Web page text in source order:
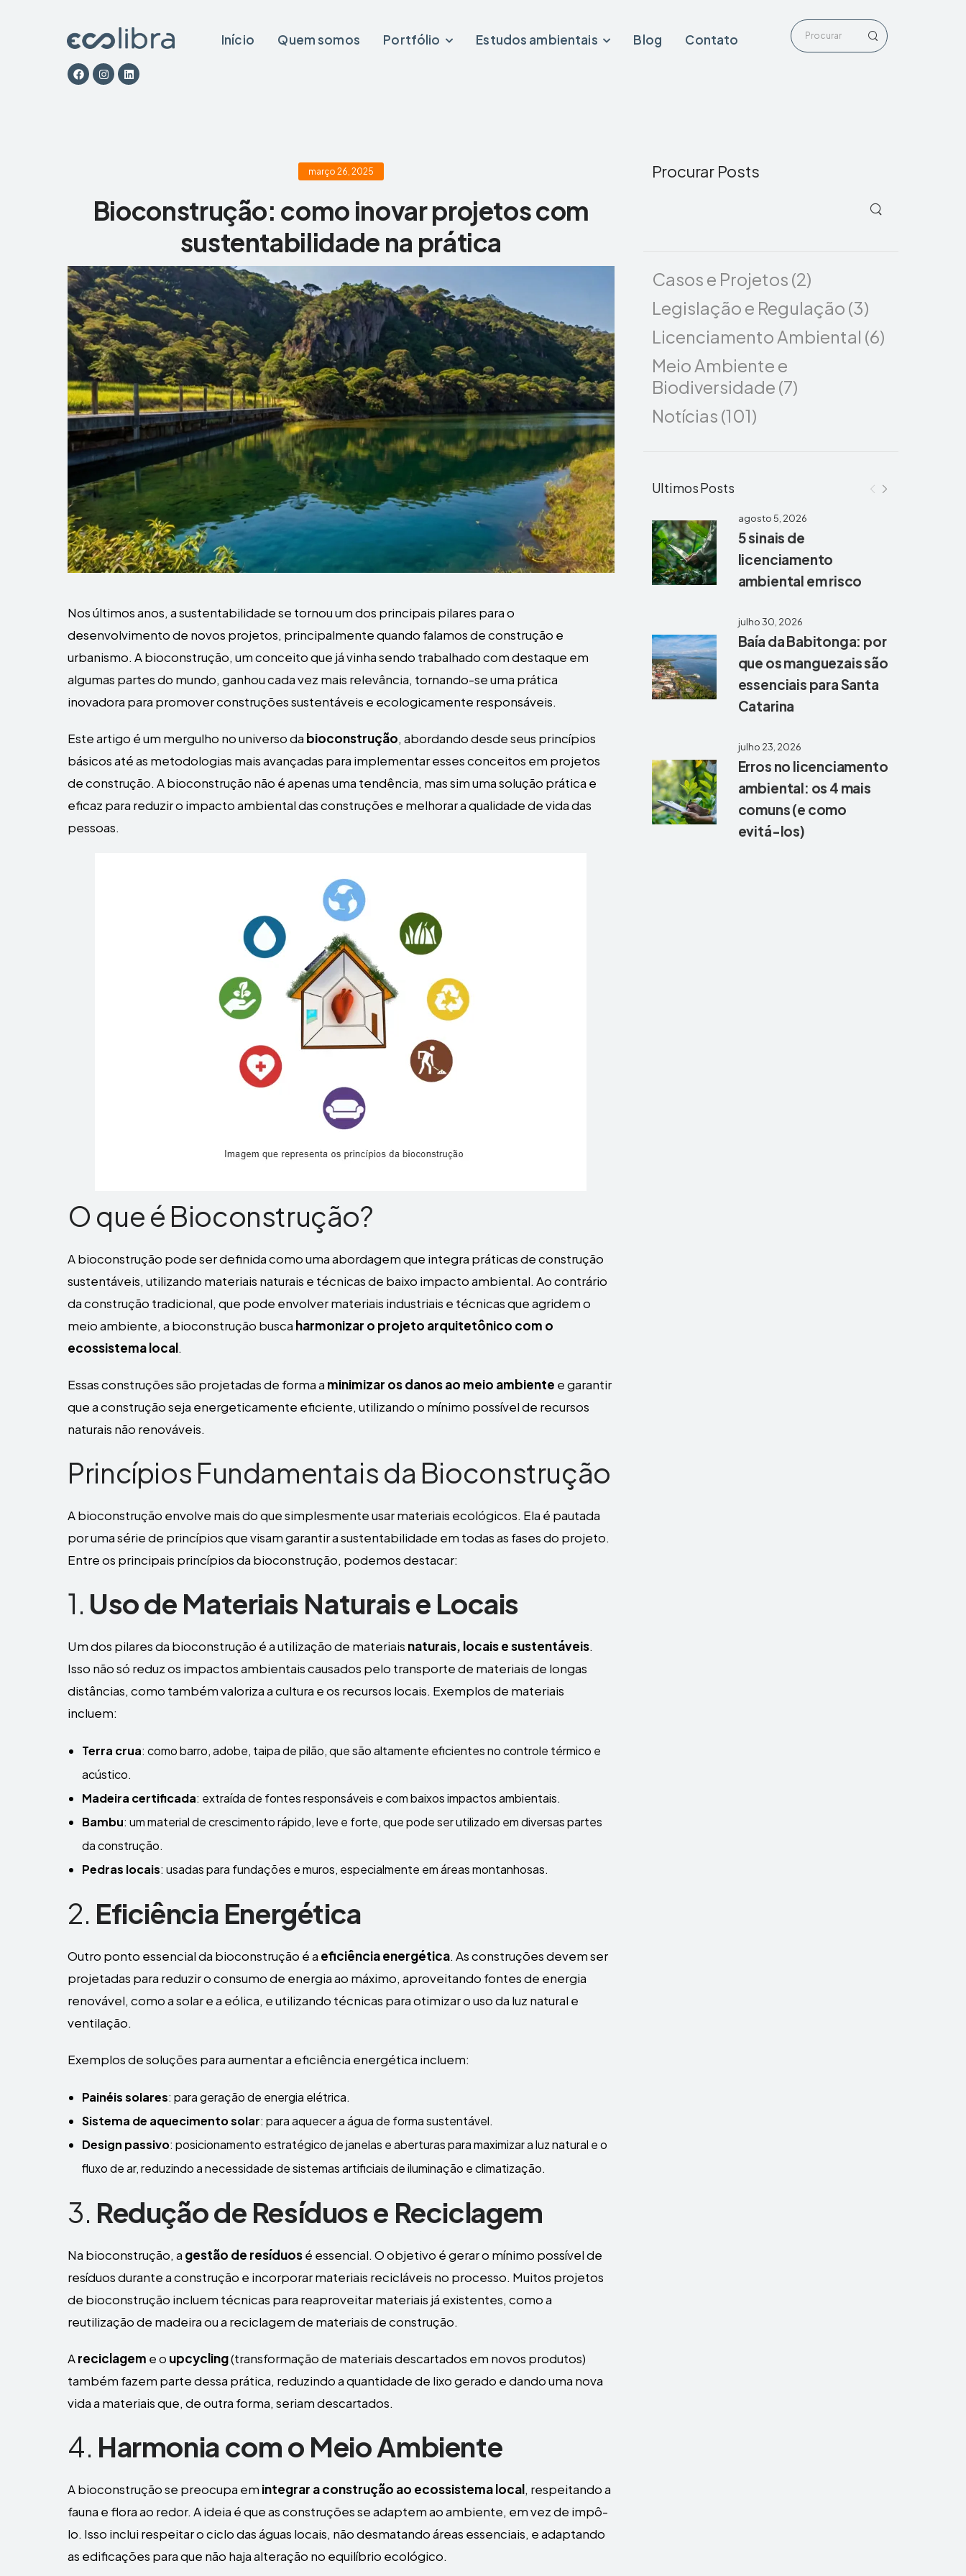
Início Quem somos Portfólio Estudos ambientais Blog Contato
Procurar Posts
Casos e Projetos (2)
Legislação e Regulação (3)
Licenciamento Ambiental (6)
Meio Ambiente e
Biodiversidade (7)
Notícias (101)
Ultimos Posts
agosto 5, 2026
5 sinais de
licenciamento
ambiental em risco
julho 30, 2026
Baía da Babitonga: por
que os manguezais são
essenciais para Santa
Catarina
julho 23, 2026
Erros no licenciamento
ambiental: os 4 mais
comuns (e como
evitá-los)
março 26, 2025
Bioconstrução: como inovar projetos com
sustentabilidade na prática
Nos últimos anos, a sustentabilidade se tornou um dos principais pilares para o
desenvolvimento de novos projetos, principalmente quando falamos de construção e
urbanismo. A bioconstrução, um conceito que já vinha sendo trabalhado com destaque em
algumas partes do mundo, ganhou cada vez mais relevância, tornando-se uma prática
inovadora para promover construções sustentáveis e ecologicamente responsáveis.
Este artigo é um mergulho no universo da bioconstrução, abordando desde seus princípios
básicos até as metodologias mais avançadas para implementar esses conceitos em projetos
de construção. A bioconstrução não é apenas uma tendência, mas sim uma solução prática e
eficaz para reduzir o impacto ambiental das construções e melhorar a qualidade de vida das
pessoas.
O que é Bioconstrução?
A bioconstrução pode ser definida como uma abordagem que integra práticas de construção
sustentáveis, utilizando materiais naturais e técnicas de baixo impacto ambiental. Ao contrário
da construção tradicional, que pode envolver materiais industriais e técnicas que agridem o
meio ambiente, a bioconstrução busca harmonizar o projeto arquitetônico com o
ecossistema local.
Essas construções são projetadas de forma a minimizar os danos ao meio ambiente e garantir
que a construção seja energeticamente eficiente, utilizando o mínimo possível de recursos
naturais não renováveis.
Princípios Fundamentais da Bioconstrução
A bioconstrução envolve mais do que simplesmente usar materiais ecológicos. Ela é pautada
por uma série de princípios que visam garantir a sustentabilidade em todas as fases do projeto.
Entre os principais princípios da bioconstrução, podemos destacar:
1. Uso de Materiais Naturais e Locais
Um dos pilares da bioconstrução é a utilização de materiais naturais, locais e sustentáveis.
Isso não só reduz os impactos ambientais causados pelo transporte de materiais de longas
distâncias, como também valoriza a cultura e os recursos locais. Exemplos de materiais
incluem:
Terra crua: como barro, adobe, taipa de pilão, que são altamente eficientes no controle térmico e
acústico.
Madeira certificada: extraída de fontes responsáveis e com baixos impactos ambientais.
Bambu: um material de crescimento rápido, leve e forte, que pode ser utilizado em diversas partes
da construção.
Pedras locais: usadas para fundações e muros, especialmente em áreas montanhosas.
2. Eficiência Energética
Outro ponto essencial da bioconstrução é a eficiência energética. As construções devem ser
projetadas para reduzir o consumo de energia ao máximo, aproveitando fontes de energia
renovável, como a solar e a eólica, e utilizando técnicas para otimizar o uso da luz natural e
ventilação.
Exemplos de soluções para aumentar a eficiência energética incluem:
Painéis solares: para geração de energia elétrica.
Sistema de aquecimento solar: para aquecer a água de forma sustentável.
Design passivo: posicionamento estratégico de janelas e aberturas para maximizar a luz natural e o
fluxo de ar, reduzindo a necessidade de sistemas artificiais de iluminação e climatização.
3. Redução de Resíduos e Reciclagem
Na bioconstrução, a gestão de resíduosé essencial. O objetivo é gerar o mínimo possível de
resíduos durante a construção e incorporar materiais recicláveis no processo. Muitos projetos
de bioconstrução incluem técnicas para reaproveitar materiais já existentes, como a
reutilização de madeira ou a reciclagem de materiais de construção.
Areciclagem e o upcycling(transformação de materiais descartados em novos produtos)
também fazem parte dessa prática, reduzindo a quantidade de lixo gerado e dando uma nova
vida a materiais que, de outra forma, seriam descartados.
4. Harmonia com o Meio Ambiente
A bioconstrução se preocupa em integrar a construção ao ecossistema local, respeitando a
fauna e flora ao redor. A ideia é que as construções se adaptem ao ambiente, em vez de impô-
lo. Isso inclui respeitar o ciclo das águas locais, não desmatando áreas essenciais, e adaptando
as edificações para que não haja alteração no equilíbrio ecológico.